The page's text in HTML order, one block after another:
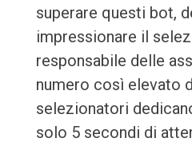
superare questi bot,
impressionare il
responsabile delle
numero così elevato
selezionatori
solo 5 secondi di